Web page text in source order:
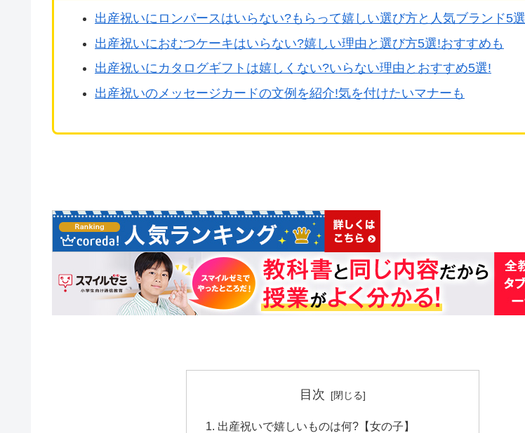
出産祝いにロンパースはいらない?もらって嬉しい選び方と人気ブランド5選
出産祝いにおむつケーキはいらない?嬉しい理由と選び方5選!おすすめも
出産祝いにカタログギフトは嬉しくない?いらない理由とおすすめ5選!
出産祝いのメッセージカードの文例を紹介!気を付けたいマナーも
目次
出産祝いで嬉しいものは何?【女の子】